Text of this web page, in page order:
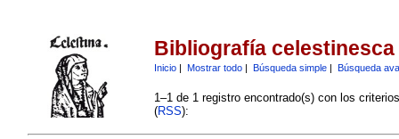
Bibliografía celestinesca
Inicio| Mostrar todo| Búsqueda simple| Búsqueda
1–1 de 1 registro encontrado(s) con los
(RSS):